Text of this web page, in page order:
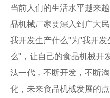
当前人们的生活水平越来
品机械厂家要深入到广大
我开发生产什么"为"我开
么"，让自己的食品机械开
汰一代，不断开发，不断
化，未来食品机械发展的